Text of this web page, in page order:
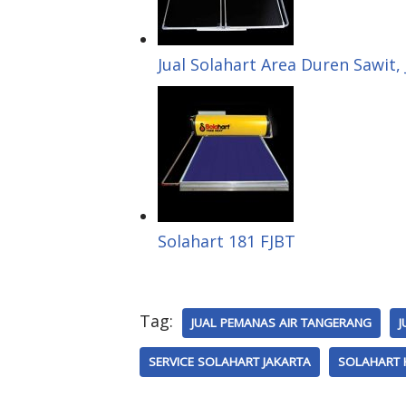
Jual Solahart Area Duren
Solahart 181 FJBT
Tag: JUAL PEMANAS AIR TANGERANG
SERVICE SOLAHART JAKARTA SOLAHART